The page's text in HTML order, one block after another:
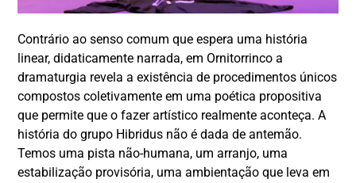
Contrário ao senso comum que espera uma história
linear, didaticamente narrada, em Ornitorrinco a
dramaturgia revela a existência de procedimentos únicos
compostos coletivamente em uma poética propositiva
que permite que o fazer artístico realmente aconteça. A
história do grupo Hibridus não é dada de antemão.
Temos uma pista não-humana, um arranjo, uma
estabilização provisória, uma ambientação que leva em